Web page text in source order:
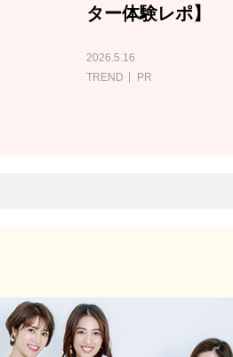
ター体験レポ】
2026.5.16
TREND
PR